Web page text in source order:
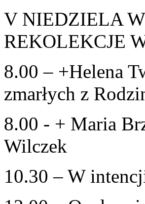
V NIEDZIELA
REKOLEKCJE
8.00 – +Helena
zmarłych z
8.00 - + Maria
Wilczek
10.30 – W